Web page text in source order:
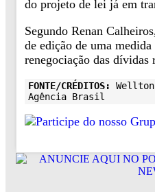
do projeto de lei já em
Segundo Renan
de edição de uma
renegociação das dívidas
FONTE/CRÉDITOS:
Agência Brasil